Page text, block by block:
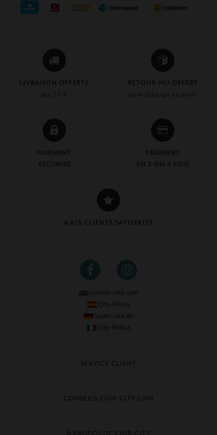
LIVRAISON OFFERTE
dès 50 €
RETOUR 90J OFFERT
pour échange ou avoir
PAIEMENT
SÉCURISÉ
PAIEMENT
EN 3 OU 4 FOIS
4,8/5 CLIENTS SATISFAITS
Leather-Jack.com
City-Piel.es
Leder-Jack.de
City-Pelle.it
SERVICE CLIENT
Échange & Remboursement
Contacter le service client
CONSEILS CUIR-CITY.COM
Guide des matières